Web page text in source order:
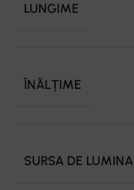
LUNGIME
ÎNĂLȚIME
SURSA DE LUMINA